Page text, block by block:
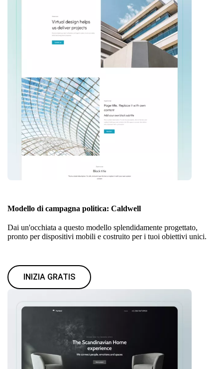
Modello di campagna politica: Caldwell
Dai un'occhiata a questo modello splendidamente progettato,
pronto per dispositivi mobili e costruito per i tuoi obiettivi unici.
INIZIA GRATIS